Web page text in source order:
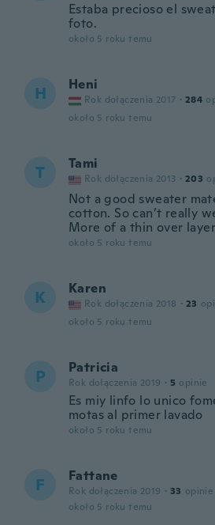
Estaba precioso el
foto.
około 5 roku temu
H Heni
Rok dołączenia 2017 · 284
około 5 roku temu
T Tami
Rok dołączenia 2013 · 203
Not a good sweater
cotton. So can’t really
More of a thin over
około 5 roku temu
K Karen
Rok dołączenia 2018 · 23
około 5 roku temu
P Patricia
Rok dołączenia 2019 · 5 opinie
Es miy linfo lo unico
motas al primer lavado
około 5 roku temu
F Fattane
Rok dołączenia 2019 · 33 opinie
około 5 roku temu